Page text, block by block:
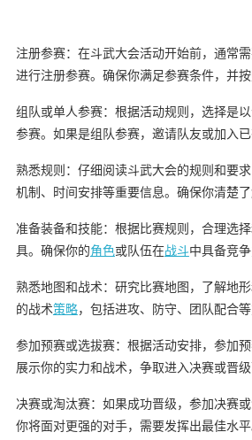
注册参赛：在斗武大会活动开始前，通常
进行注册参赛。确保你满足参赛条件，并按
组队或单人参赛：根据活动规则，选择是
参赛。如果是组队参赛，邀请队友或加入已
熟悉规则：仔细阅读斗武大会的规则和要
机制、时间安排等重要信息。确保你清楚了
准备装备和技能：根据比赛规则，合理选
具。确保你的角色或队伍在战斗中具备竞争
熟悉地图和战术：研究比赛地图，了解地
的战术策略，包括进攻、防守、团队配合等
参加预赛或选拔赛：根据活动安排，参加
展示你的实力和战术，争取进入决赛或晋级
决赛或淘汰赛：如果成功晋级，参加决赛或
你将面对更强的对手，需要发挥出最佳水平